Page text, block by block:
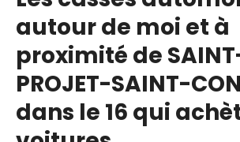
autour de moi et à
proximité de
PROJET-SAINT-
dans le 16 qui